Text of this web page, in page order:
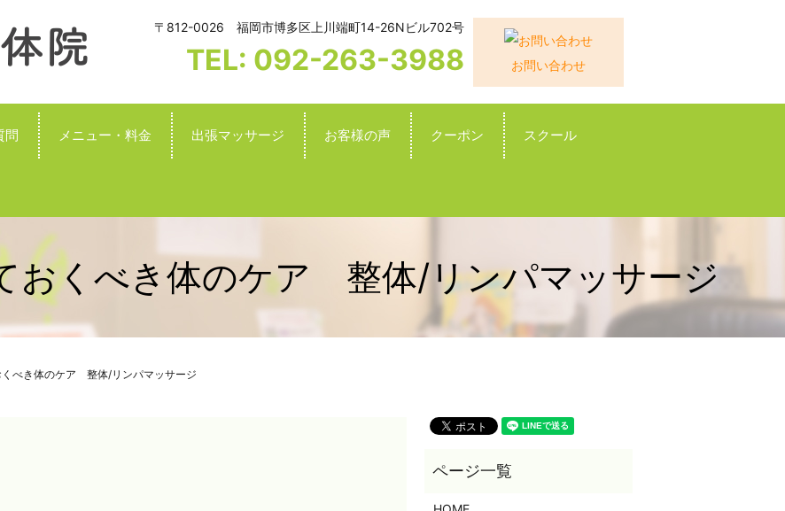
〒812-0026 福岡市博多区上川端町14-26Nビル702号
TEL: 092-263-3988 お問い合わせ
問 メニュー・料金 出張マッサージ お客様の声 クーポン スクール
おくべき体のケア 整体/リンパマッサージ
べき体のケア 整体/リンパマッサージ